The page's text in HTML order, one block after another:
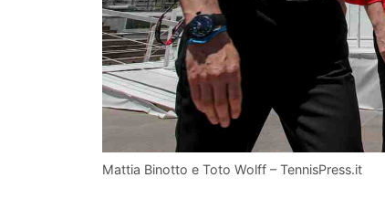
Mattia Binotto e Toto Wolff – TennisPress.it